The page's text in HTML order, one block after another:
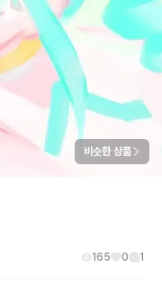
비슷한 상품
165 0 1